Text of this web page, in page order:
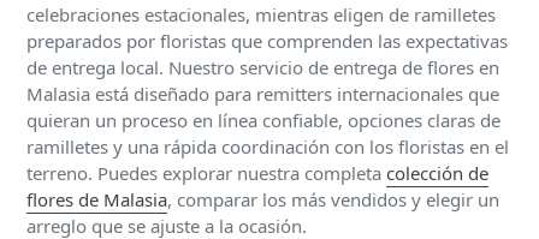
celebraciones estacionales, mientras eligen de ramilletes
preparados por floristas que comprenden las expectativas
de entrega local. Nuestro servicio de entrega de flores en
Malasia está diseñado para remitters internacionales que
quieran un proceso en línea confiable, opciones claras de
ramilletes y una rápida coordinación con los floristas en el
terreno. Puedes explorar nuestra completa colección de
flores de Malasia, comparar los más vendidos y elegir un
arreglo que se ajuste a la ocasión.